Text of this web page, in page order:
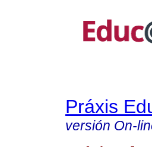
Práxis
versión On-